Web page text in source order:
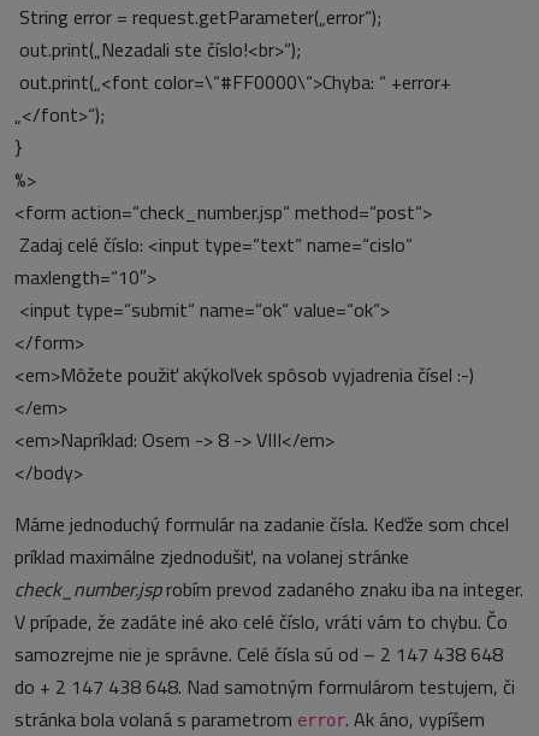
String error = request.getParameter(„error“);
out.print(„Nezadali ste číslo!<br>“);
out.print(„<font color=\“#FF0000\“>Chyba: “ +error+
„</font>“);
}
%>
<form action=“check_number.jsp“ method=“post“>
Zadaj celé číslo: <input type=“text“ name=“cislo“
maxlength=“10″>
<input type=“submit“ name=“ok“ value=“ok“>
</form>
<em>Môžete použiť akýkoľvek spôsob vyjadrenia čísel :-)
</em>
<em>Napríklad: Osem -> 8 -> VIII</em>
</body>
Máme jednoduchý formulár na zadanie čísla. Keďže som chcel
príklad maximálne zjednodušiť, na volanej stránke
check_number.jsprobím prevod zadaného znaku iba na integer.
V prípade, že zadáte iné ako celé číslo, vráti vám to chybu. Čo
samozrejme nie je správne. Celé čísla sú od – 2 147 438 648
do + 2 147 438 648. Nad samotným formulárom testujem, či
stránka bola volaná s parametrom error. Ak áno, vypíšem